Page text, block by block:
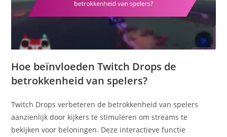
Hoe beïnvloeden Twitch Drops de
betrokkenheid van spelers?
Twitch Drops verbeteren de betrokkenheid van spelers
aanzienlijk door kijkers te stimuleren om streams te
bekijken voor beloningen. Deze interactieve functie